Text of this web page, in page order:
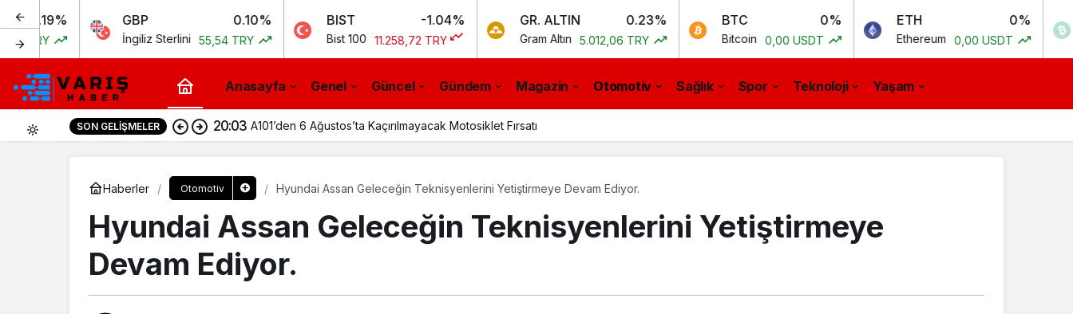
GBP
İngiliz Sterlini 55,54 TRY
BIST
Bist 100 11.258,72 TRY
GR. ALTIN 0.23%
Gram Altın 5.012,06 TRY
BTC
Bitcoin 0,00 USDT
ETH
Ethereum 0,00 USDT
BCH
Bitcoin
Anasayfa Genel Güncel Gündem Magazin Otomotiv Sağlık Spor Teknoloji Yaşam
0
SON GELIŞMELER 20:03 A101’den 6 Ağustos’ta Kaçırılmayacak Motosiklet Fırsatı
Haberler Otomotiv Hyundai Assan Geleceğin Teknisyenlerini Yetiştirmeye Devam Ediyor.
Hyundai Assan Geleceğin Teknisyenlerini Yetiştirmeye
Devam Ediyor.